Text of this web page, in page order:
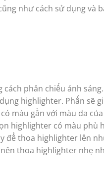
như cách sử dụng và
phản chiếu ánh
highlighter. Phấn sẽ
màu gần với màu da
highlighter có màu phù
để thoa highlighter lên
thoa highlighter nhẹ